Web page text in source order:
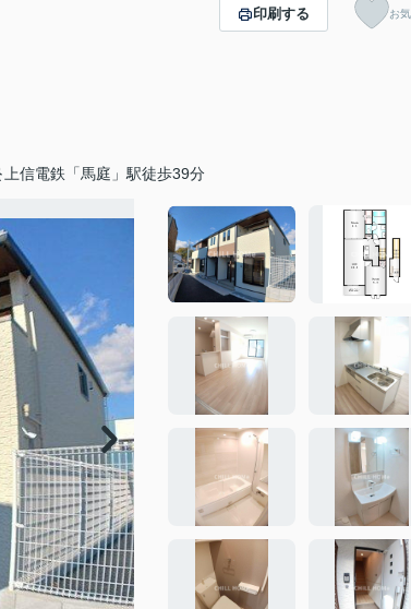
上信電鉄「馬庭」駅徒歩39分
印刷する お